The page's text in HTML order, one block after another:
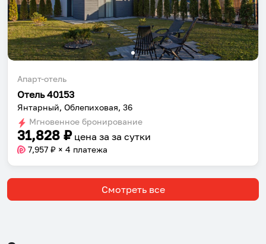
Апарт-отель
Отель 40153
Янтарный, Облепиховая, 36
Мгновенное бронирование
31,828 ₽ цена за за сутки
7,957 ₽ × 4 платежа
Смотреть все